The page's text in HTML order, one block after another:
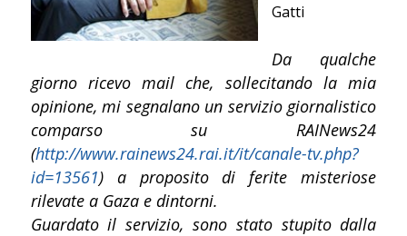
Gatti
Da qualche
giorno ricevo mail che, sollecitando la mia
opinione, mi segnalano un servizio giornalistico
comparso su RAINews24
(http://www.rainews24.rai.it/it/canale-tv.php?
id=13561) a proposito di ferite misteriose
rilevate a Gaza e dintorni.
Guardato il servizio, sono stato stupito dalla